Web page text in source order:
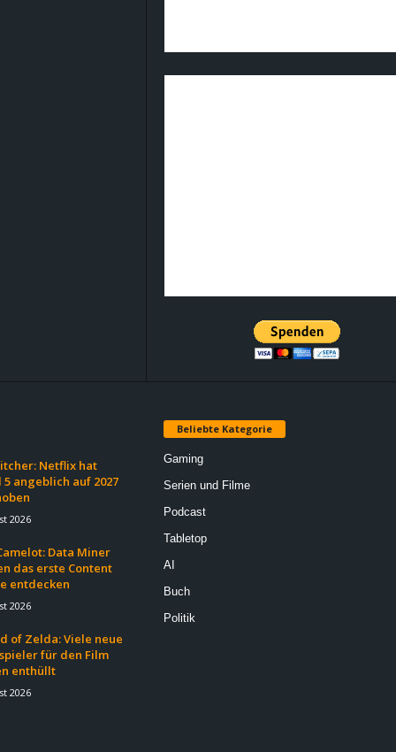
Netflix hat
5 angeblich auf 2027
2026
Data Miner
das erste Content
entdecken
2026
of Zelda: Viele neue
für den Film
enthüllt
2026
Beliebte Kategorie
Gaming
Serien und Filme
Podcast
Tabletop
AI
Buch
Politik